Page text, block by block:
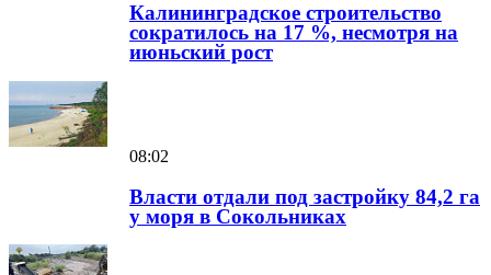
Калининградское строительство
сократилось на 17 %, несмотря на
июньский рост
08:02
Власти отдали под застройку 84,2 га
у моря в Сокольниках